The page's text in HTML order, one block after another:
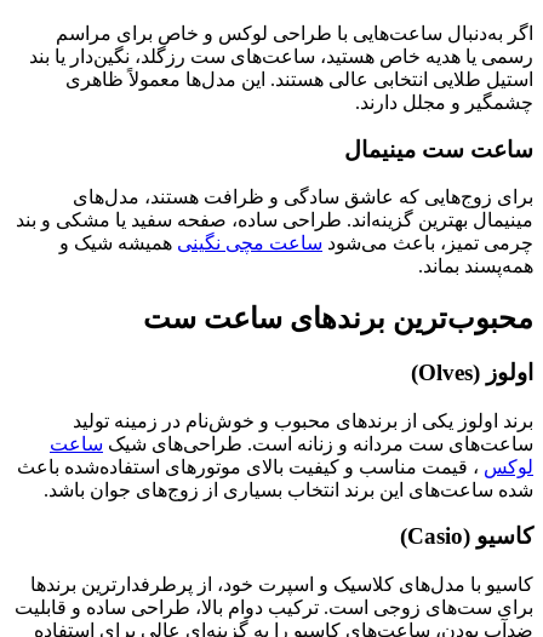
اگر به‌دنبال ساعت‌هایی با طراحی لوکس و خاص برای مراسم
رسمی یا هدیه خاص هستید، ساعت‌های ست رزگلد، نگین‌دار یا بند
استیل طلایی انتخابی عالی هستند. این مدل‌ها معمولاً ظاهری
چشمگیر و مجلل دارند.
ساعت ست مینیمال
برای زوج‌هایی که عاشق سادگی و ظرافت هستند، مدل‌های
مینیمال بهترین گزینه‌اند. طراحی ساده، صفحه سفید یا مشکی و بند
چرمی تمیز، باعث می‌شود ساعت مچی نگینی همیشه شیک و
همه‌پسند بماند.
محبوب‌ترین برندهای ساعت ست
اولوز (Olves)
برند اولوز یکی از برندهای محبوب و خوش‌نام در زمینه تولید
ساعت‌های ست مردانه و زنانه است. طراحی‌های شیک ساعت
لوکس ، قیمت مناسب و کیفیت بالای موتورهای استفاده‌شده باعث
شده ساعت‌های این برند انتخاب بسیاری از زوج‌های جوان باشد.
کاسیو (Casio)
کاسیو با مدل‌های کلاسیک و اسپرت خود، از پرطرفدارترین برندها
برای ست‌های زوجی است. ترکیب دوام بالا، طراحی ساده و قابلیت
ضدآب بودن، ساعت‌های کاسیو را به گزینه‌ای عالی برای استفاده